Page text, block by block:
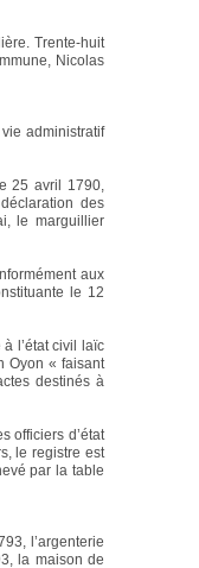
Trente-huit
Nicolas
administratif
25 avril 1790,
des
le marguillier
aux
le 12
l’état civil laïc
Oyon « faisant
destinés à
officiers d’état
le registre est
par la table
l’argenterie
la maison de